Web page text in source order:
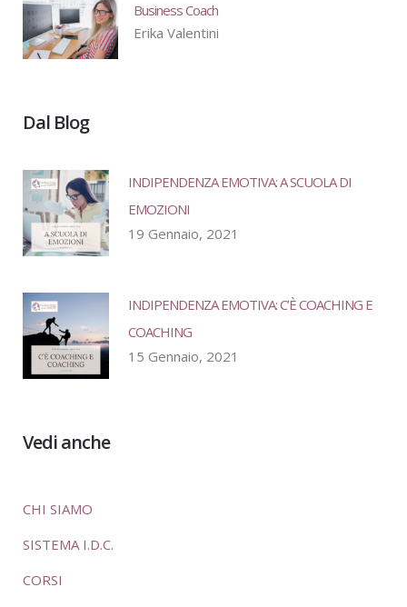
Business Coach
Erika Valentini
Dal Blog
INDIPENDENZA EMOTIVA: A SCUOLA DI
EMOZIONI
19 Gennaio, 2021
INDIPENDENZA EMOTIVA: C’È COACHING E
COACHING
15 Gennaio, 2021
Vedi anche
CHI SIAMO
SISTEMA I.D.C.
CORSI